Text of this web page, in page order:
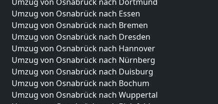
Umzug von Osnabrück nach Essen
Umzug von Osnabrück nach Bremen
Umzug von Osnabrück nach Dresden
Umzug von Osnabrück nach Hannover
Umzug von Osnabrück nach Nürnberg
Umzug von Osnabrück nach Duisburg
Umzug von Osnabrück nach Bochum
Umzug von Osnabrück nach Wuppertal